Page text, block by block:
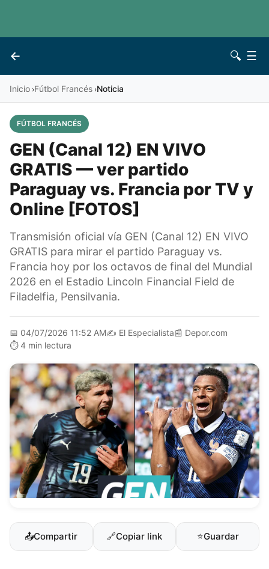
←
Vives 🔍 ☰
Inicio ›Fútbol Francés ›Noticia
FÚTBOL FRANCÉS
GEN (Canal 12) EN VIVO
GRATIS — ver partido
Paraguay vs. Francia por TV y
Online [FOTOS]
Transmisión oficial vía GEN (Canal 12) EN VIVO
GRATIS para mirar el partido Paraguay vs.
Francia hoy por los octavos de final del Mundial
2026 en el Estadio Lincoln Financial Field de
Filadelfia, Pensilvania.
📅 04/07/2026 11:52 AM✍️ El Especialista📰 Depor.com
⏱️ 4 min lectura
📤Compartir 🔗Copiar link ⭐Guardar